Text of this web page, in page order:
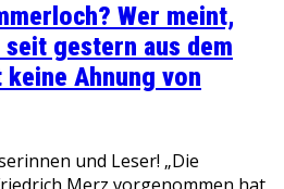
Wer meint,
gestern aus dem
Ahnung von
und Leser! „Die